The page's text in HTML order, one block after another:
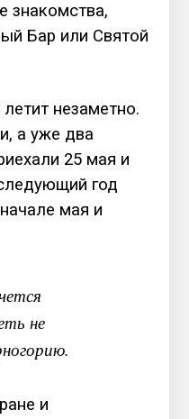
знакомства,
Бар или Святой
незаметно.
а уже два
25 мая и
год
мая и
не
и